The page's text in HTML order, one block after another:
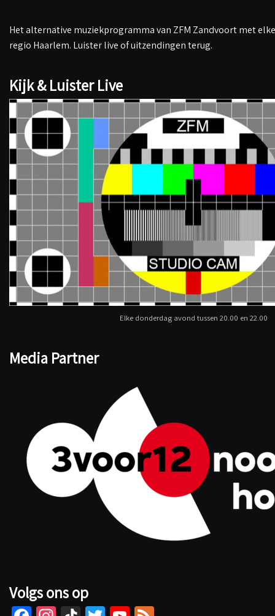
Het alternative muziekprogramma van ZFM Zandvoort met
regio Haarlem. Luister live of uitzendingen terug.
Kijk & Luister Live
Elke donderdag avond tussen 20.00 en 22.00
Media Partner
Volgs ons op